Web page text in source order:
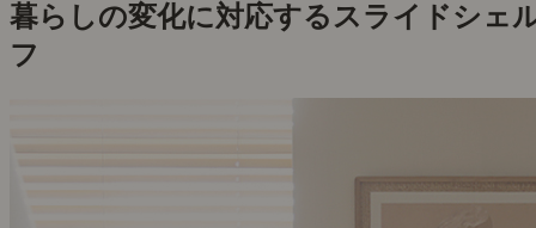
暮らしの変化に対応するスライドシェ
フ